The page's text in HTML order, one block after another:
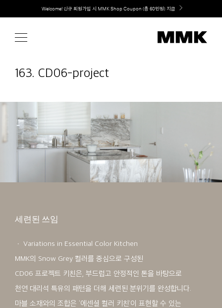
content
취향대로 완성하는 커스텀 아일랜드 키친, MMK The Island 출시
163. CD06-project
세련된 쓰임
ㆍ Variations in Essential Color Kitchen
MMK의 Snow Grey 컬러를 중심으로 구성된
CD06 프로젝트 키친은, 부드럽고 안정적인 톤을 바탕으로
천연 대리석 특유의 패턴을 더해 세련된 분위기를 완성합니다.
마블 소재와의 조합은 ‘에센셜 컬러 키친’이 표현할 수 있는